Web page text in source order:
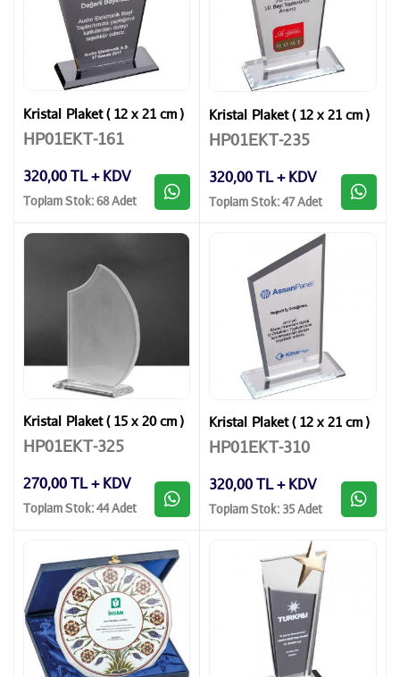
Kristal Plaket ( 12 x 21 cm )
HP01EKT-161
320,00 TL + KDV
Toplam Stok: 68 Adet
Kristal Plaket ( 12 x 21 cm )
HP01EKT-235
320,00 TL + KDV
Toplam Stok: 47 Adet
Kristal Plaket ( 15 x 20 cm )
HP01EKT-325
270,00 TL + KDV
Toplam Stok: 44 Adet
Kristal Plaket ( 12 x 21 cm )
HP01EKT-310
320,00 TL + KDV
Toplam Stok: 35 Adet